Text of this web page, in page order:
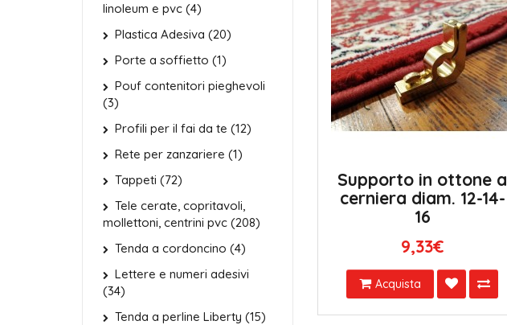
linoleum e pvc (4)
Plastica Adesiva (20)
Porte a soffietto (1)
Pouf contenitori pieghevoli
(3)
Profili per il fai da te (12)
Rete per zanzariere (1)
Tappeti (72)
Tele cerate, copritavoli,
mollettoni, centrini pvc (208)
Tenda a cordoncino (4)
Lettere e numeri adesivi
(34)
Tenda a perline Liberty (15)
Supporto in ottone a
cerniera diam. 12-14-
16
9,33€
Acquista